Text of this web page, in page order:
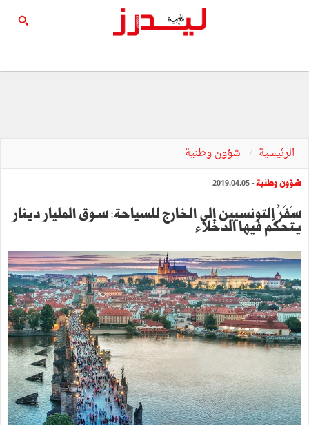
الرئيسية شؤون وطنية
شؤون وطنية- 2019.04.05
سَفَرُ التونسيين إلى الخارج للسياحة: سـوق المليار دينار
يتحكّم فيها الدخلاء